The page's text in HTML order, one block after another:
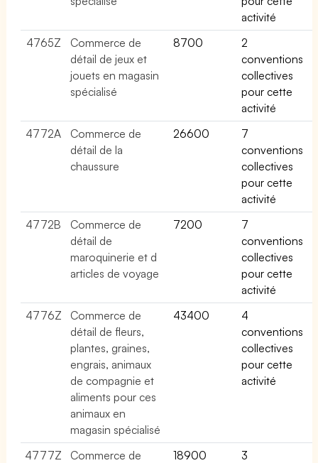
activité
4765Z
Commerce de
détail de jeux et
jouets en magasin
spécialisé
8700
2
conventions
collectives
pour cette
activité
4772A
Commerce de
détail de la
chaussure
26600
7
conventions
collectives
pour cette
activité
4772B
Commerce de
détail de
maroquinerie et d
articles de voyage
7200
7
conventions
collectives
pour cette
activité
4776Z
Commerce de
détail de fleurs,
plantes, graines,
engrais, animaux
de compagnie et
aliments pour ces
animaux en
magasin spécialisé
43400
4
conventions
collectives
pour cette
activité
4777Z
Commerce de
18900
3